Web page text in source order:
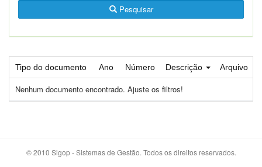
Pesquisar
Tipo do documento Ano Número Descrição Arquivo
Nenhum documento encontrado. Ajuste os filtros!
© 2010 Sigop - Sistemas de Gestão. Todos os direitos reservados.